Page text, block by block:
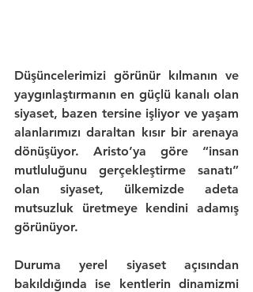
Düşüncelerimizi görünür kılmanın ve
siyaset, bazen tersine işliyor ve yaşam
alanlarımızı daraltan kısır bir arenaya
dönüşüyor. Aristo’ya göre “insan
mutluluğunu gerçekleştirme sanatı”
olan siyaset, ülkemizde adeta
mutsuzluk üretmeye kendini adamış
görünüyor.
Duruma yerel siyaset açısından
bakıldığında ise kentlerin dinamizmi